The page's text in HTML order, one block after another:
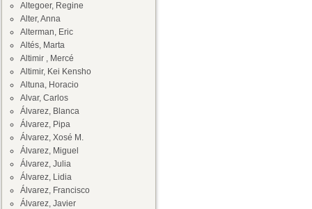
Altegoer, Regine
Alter, Anna
Alterman, Eric
Altés, Marta
Altimir , Mercé
Altimir, Kei Kensho
Altuna, Horacio
Alvar, Carlos
Álvarez, Blanca
Álvarez, Pipa
Álvarez, Xosé M.
Álvarez, Miguel
Álvarez, Julia
Álvarez, Lidia
Álvarez, Francisco
Álvarez, Javier